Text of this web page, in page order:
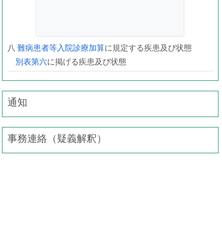
八 難病患者等入院診療加算に規定する疾患及び状態
別表第六に掲げる疾患及び状態
通知
事務連絡（疑義解釈）